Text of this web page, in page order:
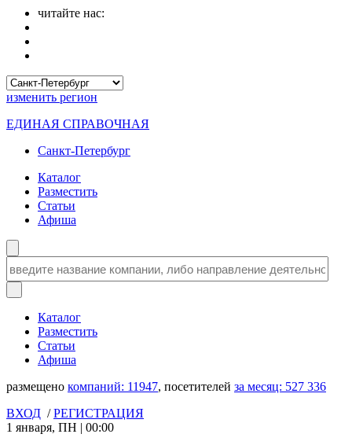
читайте нас:
изменить регион
ЕДИНАЯ СПРАВОЧНАЯ
Санкт-Петербург
Каталог
Разместить
Статьи
Афиша
Каталог
Разместить
Статьи
Афиша
размещено компаний: 11947, посетителей за месяц: 527 336
ВХОД /РЕГИСТРАЦИЯ
1 января, ПН | 00:00